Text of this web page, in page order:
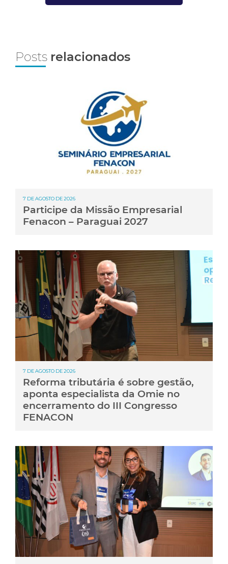
Posts relacionados
7 DE AGOSTO DE 2026
Participe da Missão Empresarial
Fenacon – Paraguai 2027
7 DE AGOSTO DE 2026
Reforma tributária é sobre gestão,
aponta especialista da Omie no
encerramento do III Congresso
FENACON